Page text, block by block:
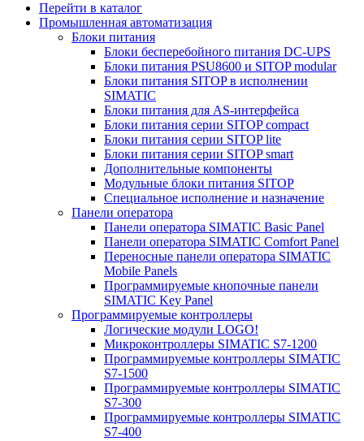
Перейти в каталог
Промышленная автоматизация
Блоки питания
Блоки бесперебойного питания DC-UPS
Блоки питания PSU8600 и SITOP modular
Блоки питания SITOP в исполнении
SIMATIC
Блоки питания для AS-интерфейса
Блоки питания серии SITOP compact
Блоки питания серии SITOP lite
Блоки питания серии SITOP smart
Дополнительные компоненты
Модульные блоки питания SITOP
Специальное исполнение и назначение
Панели оператора
Панели оператора SIMATIC Basic Panel
Панели оператора SIMATIC Comfort Panel
Переносные панели оператора SIMATIC
Mobile Panels
Программируемые кнопочные панели
SIMATIC Key Panel
Программируемые контроллеры
Логические модули LOGO!
Микроконтроллеры SIMATIC S7-1200
Программируемые контроллеры SIMATIC
S7-1500
Программируемые контроллеры SIMATIC
S7-300
Программируемые контроллеры SIMATIC
S7-400